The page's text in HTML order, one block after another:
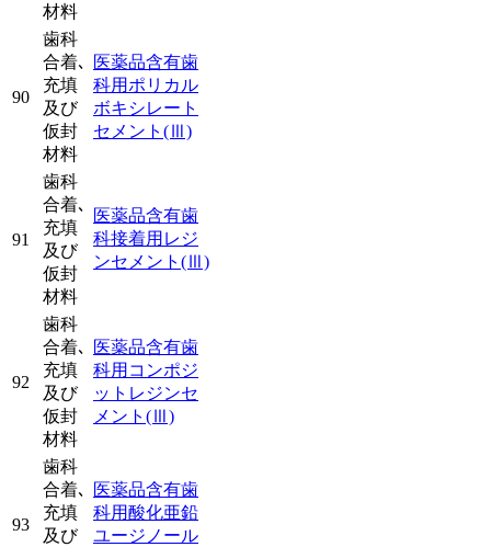
材料
90
歯科
合着､
充填
及び
仮封
材料
医薬品含有歯
科用ポリカル
ボキシレート
セメント (Ⅲ)
91
歯科
合着､
充填
及び
仮封
材料
医薬品含有歯
科接着用レジ
ンセメント (Ⅲ)
92
歯科
合着､
充填
及び
仮封
材料
医薬品含有歯
科用コンポジ
ットレジンセ
メント (Ⅲ)
93
歯科
合着､
充填
及び
医薬品含有歯
科用酸化亜鉛
ユージノール